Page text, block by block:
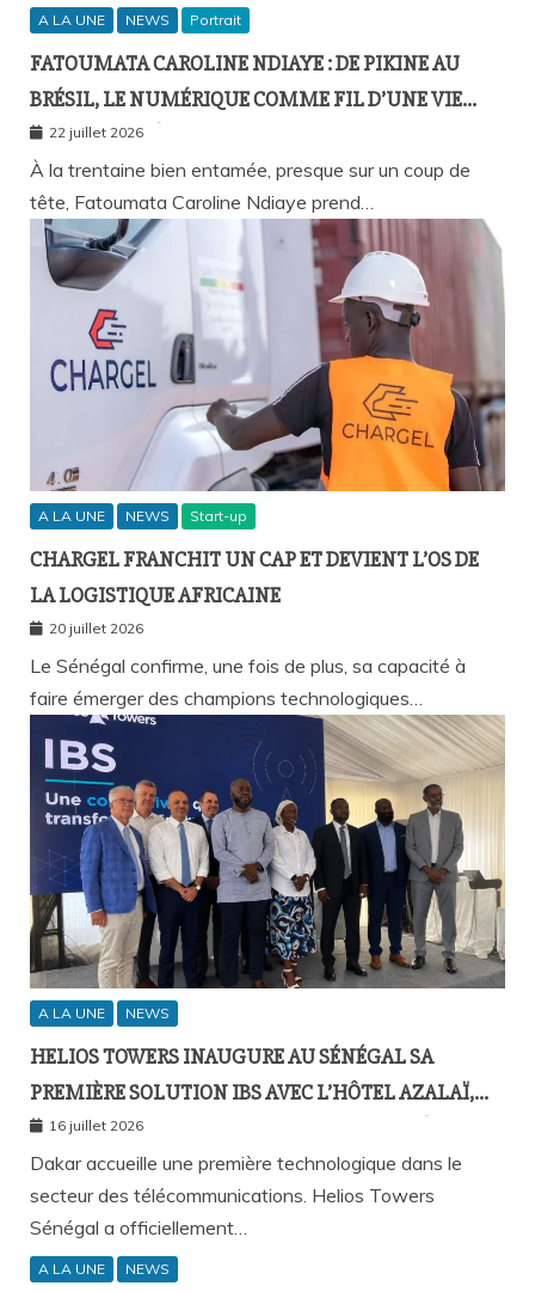
A LA UNE NEWS Portrait
FATOUMATA CAROLINE NDIAYE : DE PIKINE AU
BRÉSIL, LE NUMÉRIQUE COMME FIL D’UNE VIE
SANS FRONTIÈRES
22 juillet 2026
À la trentaine bien entamée, presque sur un coup de
tête, Fatoumata Caroline Ndiaye prend…
A LA UNE NEWS Start-up
CHARGEL FRANCHIT UN CAP ET DEVIENT L’OS DE
LA LOGISTIQUE AFRICAINE
20 juillet 2026
Le Sénégal confirme, une fois de plus, sa capacité à
faire émerger des champions technologiques…
A LA UNE NEWS
HELIOS TOWERS INAUGURE AU SÉNÉGAL SA
PREMIÈRE SOLUTION IBS AVEC L’HÔTEL AZALAÏ,
NOUVEAU STANDARD DE LA CONNECTIVITÉ
MOBILE À L’INTÉRIEUR DES BÂTIMENTS
16 juillet 2026
Dakar accueille une première technologique dans le
secteur des télécommunications. Helios Towers
Sénégal a officiellement…
A LA UNE NEWS